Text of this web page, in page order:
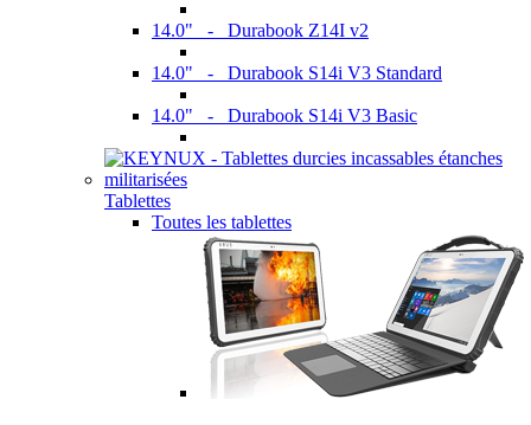
14.0" - Durabook Z14I v2
14.0" - Durabook S14i V3 Standard
14.0" - Durabook S14i V3 Basic
Tablettes
Toutes les tablettes